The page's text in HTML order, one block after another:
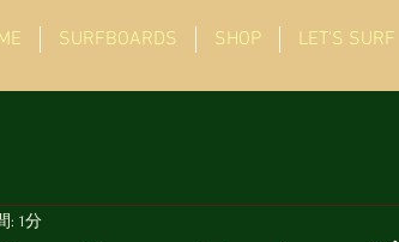
SURFBOARDS SHOP LET'S SURF
: 1分